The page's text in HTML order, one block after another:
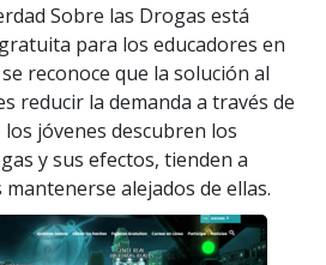
Sobre las Drogas está
para los educadores en
reconoce que la solución al
reducir la demanda a través de
los jóvenes descubren los
y sus efectos, tienden a
alejados de ellas.